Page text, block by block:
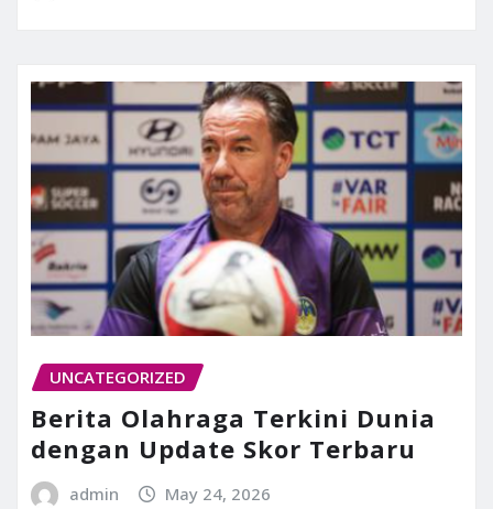
UNCATEGORIZED
Berita Olahraga Terkini Dunia
dengan Update Skor Terbaru
admin May 24, 2026